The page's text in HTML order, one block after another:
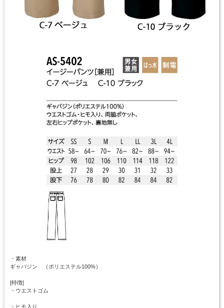
・素材
ギャバジン （ポリエステル100%）
[特徴]
・ウエストゴム
・ヒモ入り